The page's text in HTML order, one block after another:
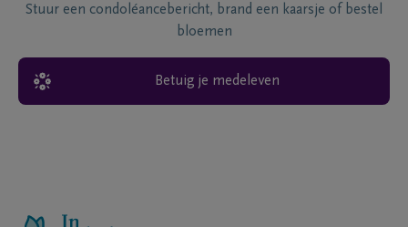
Stuur een condoléancebericht, brand een kaarsje of bestel
bloemen
Betuig je medeleven